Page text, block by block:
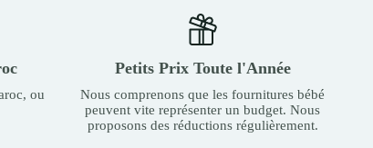
ou
Petits Prix Toute l'Année
Nous comprenons que les fournitures bébé
peuvent vite représenter un budget. Nous
proposons des réductions régulièrement.